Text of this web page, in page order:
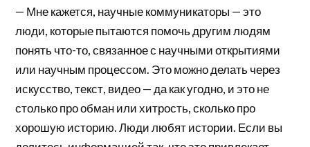
— Мне кажется, научные коммуникаторы — это
люди, которые пытаются помочь другим людям
понять что-то, связанное с научными открытиями
или научным процессом. Это можно делать через
искусство, текст, видео — да как угодно, и это не
столько про обман или хитрость, сколько про
хорошую историю. Люди любят истории. Если вы